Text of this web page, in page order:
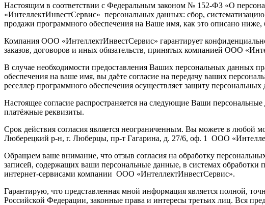
Настоящим в соответствии с Федеральным законом № 152-ФЗ «О
«ИнтеллектИнвестСервис» персональных данных: сбор,
продажи программного обеспечения на Ваше имя, как это описано
Компания ООО «ИнтеллектИнвестСервис» гарантирует
заказов, договоров и иных обязательств, принятых компанией ООО
В случае необходимости предоставления Ваших персональных данных
обеспечения на ваше имя, вы даёте согласие на передачу ваших
реселлер программного обеспечения осуществляет защиту
Настоящее согласие распространяется на следующие Ваши
платёжные реквизиты.
Срок действия согласия является неограниченным. Вы можете в любой
Люберецкий р-н, г. Люберцы, пр-т Гагарина, д. 27/6, оф. 1 ООО
Обращаем ваше внимание, что отзыв согласия на обработку
записей, содержащих ваши персональные данные, в системах
интернет-сервисами компании ООО «ИнтеллектИнвестСервис».
Гарантирую, что представленная мной информация является полной,
Российской Федерации, законные права и интересы третьих лиц. Вся